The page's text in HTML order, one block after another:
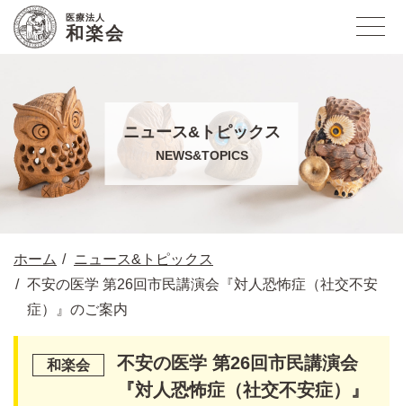
医療法人
和楽会
ニュース&トピックス
NEWS&TOPICS
ホーム
ニュース&トピックス
不安の医学 第26回市民講演会『対人恐怖症（社交不安
症）』のご案内
不安の医学 第26回市民講演会
『対人恐怖症（社交不安症）』